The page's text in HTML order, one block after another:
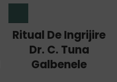
Ritual De Ingrijire
Dr. C. Tuna
Galbenele